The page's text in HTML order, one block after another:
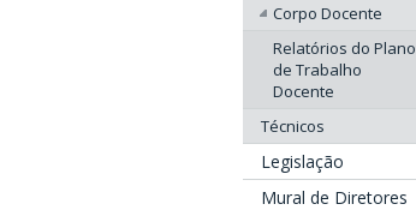
Corpo Docente
Relatórios do Plano
de Trabalho
Docente
Técnicos
Legislação
Mural de Diretores